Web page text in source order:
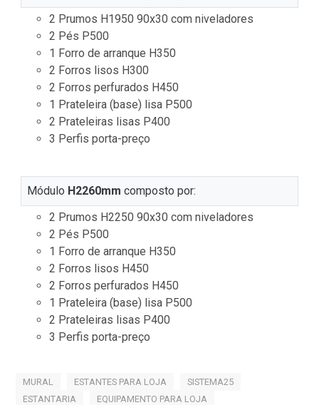
2 Prumos H1950 90x30 com niveladores
2 Pés P500
1 Forro de arranque H350
2 Forros lisos H300
2 Forros perfurados H450
1 Prateleira (base) lisa P500
2 Prateleiras lisas P400
3 Perfis porta-preço
Módulo H2260mm composto por:
2 Prumos H2250 90x30 com niveladores
2 Pés P500
1 Forro de arranque H350
2 Forros lisos H450
2 Forros perfurados H450
1 Prateleira (base) lisa P500
2 Prateleiras lisas P400
3 Perfis porta-preço
MURAL ESTANTES PARA LOJA
SISTEMA25
ESTANTARIA
EQUIPAMENTO PARA LOJA